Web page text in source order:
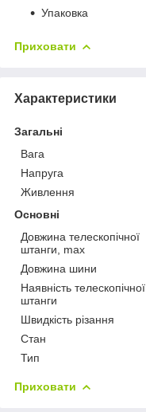
Упаковка
Приховати
Характеристики
Загальні
Вага
Напруга
Живлення
Основні
Довжина телескопічної
штанги, max
Довжина шини
Наявність телескопічної
штанги
Швидкість різання
Стан
Тип
Приховати